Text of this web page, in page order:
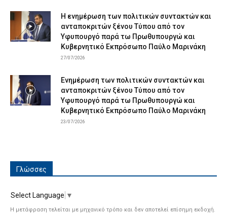
Η ενημέρωση των πολιτικών συντακτών και
ανταποκριτών ξένου Τύπου από τον
Υφυπουργό παρά τω Πρωθυπουργώ και
Κυβερνητικό Εκπρόσωπο Παύλο Μαρινάκη
27/07/2026
Ενημέρωση των πολιτικών συντακτών και
ανταποκριτών ξένου Τύπου από τον
Υφυπουργό παρά τω Πρωθυπουργώ και
Κυβερνητικό Εκπρόσωπο Παύλο Μαρινάκη
23/07/2026
Γλώσσες
Select Language ▼
Η μετάφραση τελείται με μηχανικό τρόπο και δεν αποτελεί επίσημη εκδοχή.